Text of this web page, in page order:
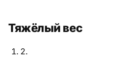
Техника и ката
Травмы
Тяжёлый вес
2.